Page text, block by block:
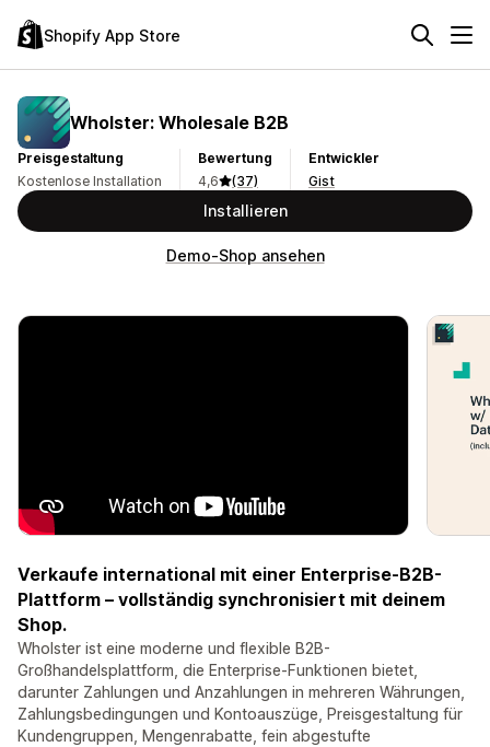
Shopify App Store
Wholster: Wholesale B2B
Preisgestaltung
Kostenlose Installation
Bewertung
4,6
(37)
Entwickler
Gist
Installieren
Demo-Shop ansehen
Verkaufe international mit einer Enterprise-B2B-
Plattform – vollständig synchronisiert mit deinem
Shop.
Wholster ist eine moderne und flexible B2B-
Großhandelsplattform, die Enterprise-Funktionen bietet,
darunter Zahlungen und Anzahlungen in mehreren Währungen,
Zahlungsbedingungen und Kontoauszüge, Preisgestaltung für
Kundengruppen, Mengenrabatte, fein abgestufte